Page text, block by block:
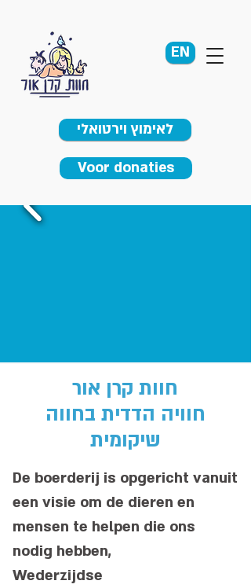
לאימוץ וירטואלי
EN
Voor donaties
חוות קרן אור
חוויה הדדית בחווה
שיקומית
De boerderij is opgericht vanuit
een visie om de dieren en
mensen te helpen die ons
nodig hebben,
Wederzijdse